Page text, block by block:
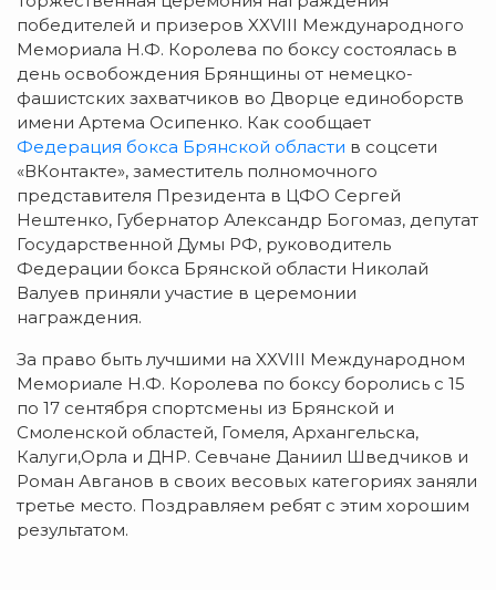
победителей и призеров XXVIII Международного
Мемориала Н.Ф. Королева по боксу состоялась в
день освобождения Брянщины от немецко-
фашистских захватчиков во Дворце единоборств
имени Артема Осипенко. Как сообщает
Федерация бокса Брянской области в соцсети
«ВКонтакте», заместитель полномочного
представителя Президента в ЦФО Сергей
Нештенко, Губернатор Александр Богомаз, депутат
Государственной Думы РФ, руководитель
Федерации бокса Брянской области Николай
Валуев приняли участие в церемонии
награждения.
За право быть лучшими на XXVIII Международном
Мемориале Н.Ф. Королева по боксу боролись с 15
по 17 сентября спортсмены из Брянской и
Смоленской областей, Гомеля, Архангельска,
Калуги,Орла и ДНР. Севчане Даниил Шведчиков и
Роман Авганов в своих весовых категориях заняли
третье место. Поздравляем ребят с этим хорошим
результатом.